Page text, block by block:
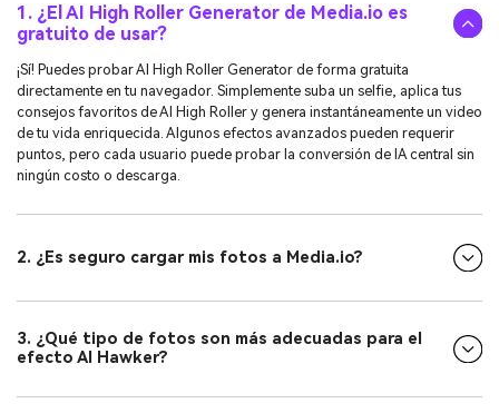
1. ¿El AI High Roller Generator de Media.io es
gratuito de usar?
¡Sí! Puedes probar AI High Roller Generator de forma gratuita
directamente en tu navegador. Simplemente suba un selfie, aplica tus
consejos favoritos de AI High Roller y genera instantáneamente un video
de tu vida enriquecida. Algunos efectos avanzados pueden requerir
puntos, pero cada usuario puede probar la conversión de IA central sin
ningún costo o descarga.
2. ¿Es seguro cargar mis fotos a Media.io?
3. ¿Qué tipo de fotos son más adecuadas para el
efecto AI Hawker?